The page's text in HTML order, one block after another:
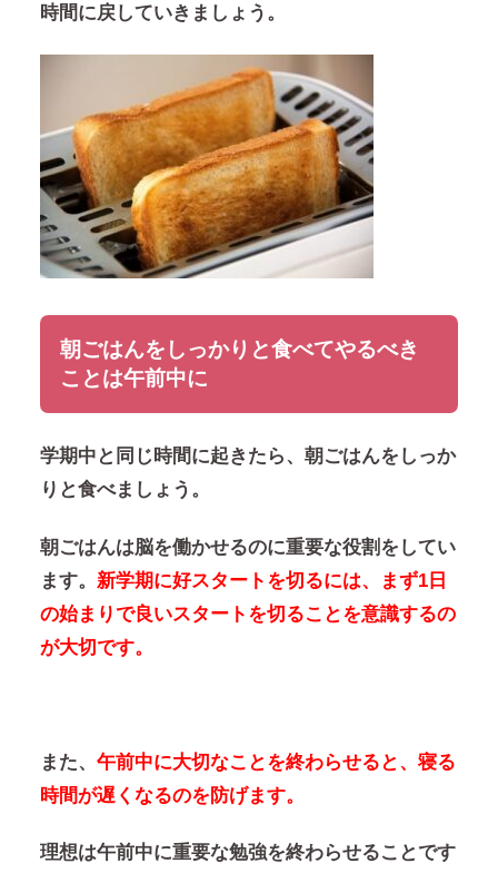
時間に戻していきましょう。
朝ごはんをしっかりと食べてやるべき
ことは午前中に
学期中と同じ時間に起きたら、朝ごはんをしっか
りと食べましょう。
朝ごはんは脳を働かせるのに重要な役割をしてい
ます。 新学期に好スタートを切るには、まず1日
の始まりで良いスタートを切ることを意識するの
が大切です。
また、 午前中に大切なことを終わらせると、寝る
時間が遅くなるのを防げます。
理想は午前中に重要な勉強を終わらせることです